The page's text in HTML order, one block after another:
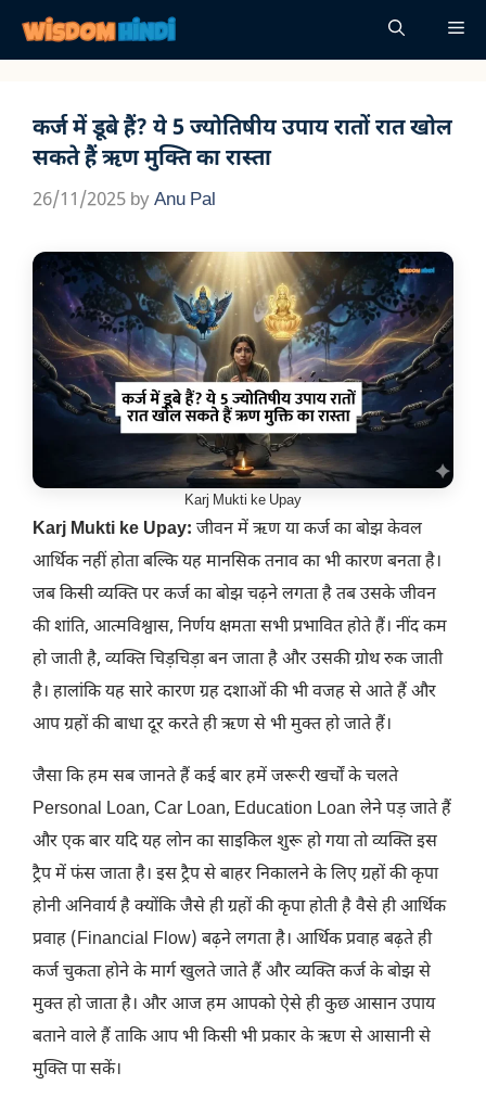
content
कर्ज में डूबे हैं? ये 5 ज्योतिषीय उपाय रातों रात खोल
सकते हैं ऋण मुक्ति का रास्ता
26/11/2025 byAnu Pal
Karj Mukti ke Upay
Karj Mukti ke Upay: जीवन में ऋण या कर्ज का बोझ केवल
आर्थिक नहीं होता बल्कि यह मानसिक तनाव का भी कारण बनता है।
जब किसी व्यक्ति पर कर्ज का बोझ चढ़ने लगता है तब उसके जीवन
की शांति, आत्मविश्वास, निर्णय क्षमता सभी प्रभावित होते हैं। नींद कम
हो जाती है, व्यक्ति चिड़चिड़ा बन जाता है और उसकी ग्रोथ रुक जाती
है। हालांकि यह सारे कारण ग्रह दशाओं की भी वजह से आते हैं और
आप ग्रहों की बाधा दूर करते ही ऋण से भी मुक्त हो जाते हैं।
जैसा कि हम सब जानते हैं कई बार हमें जरूरी खर्चों के चलते
Personal Loan, Car Loan, Education Loan लेने पड़ जाते हैं
और एक बार यदि यह लोन का साइकिल शुरू हो गया तो व्यक्ति इस
ट्रैप में फंस जाता है। इस ट्रैप से बाहर निकालने के लिए ग्रहों की कृपा
होनी अनिवार्य है क्योंकि जैसे ही ग्रहों की कृपा होती है वैसे ही आर्थिक
प्रवाह (Financial Flow) बढ़ने लगता है। आर्थिक प्रवाह बढ़ते ही
कर्ज चुकता होने के मार्ग खुलते जाते हैं और व्यक्ति कर्ज के बोझ से
मुक्त हो जाता है। और आज हम आपको ऐसे ही कुछ आसान उपाय
बताने वाले हैं ताकि आप भी किसी भी प्रकार के ऋण से आसानी से
मुक्ति पा सकें।